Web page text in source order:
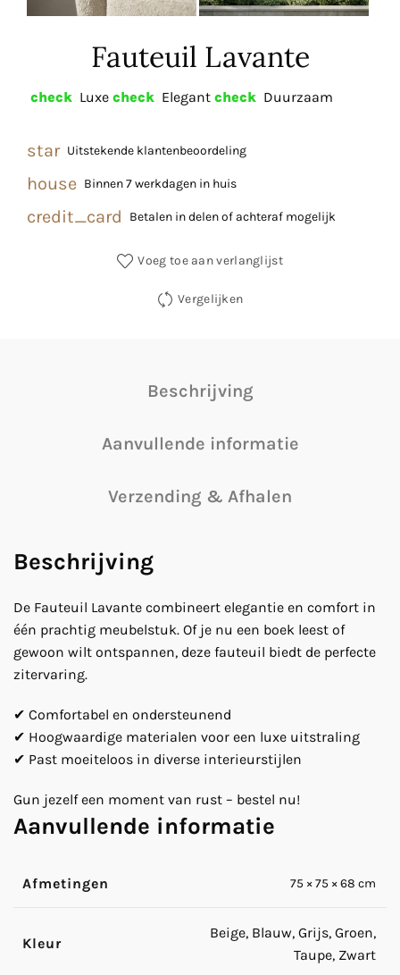
Fauteuil Lavante
check Luxe check Elegant check Duurzaam
star Uitstekende klantenbeoordeling
house Binnen 7 werkdagen in huis
credit_card Betalen in delen of achteraf mogelijk
Voeg toe aan verlanglijst
Vergelijken
Beschrijving
Aanvullende informatie
Verzending & Afhalen
Beschrijving
De Fauteuil Lavante combineert elegantie en comfort in
één prachtig meubelstuk. Of je nu een boek leest of
gewoon wilt ontspannen, deze fauteuil biedt de perfecte
zitervaring.
✔ Comfortabel en ondersteunend
✔ Hoogwaardige materialen voor een luxe uitstraling
✔ Past moeiteloos in diverse interieurstijlen
Gun jezelf een moment van rust – bestel nu!
Aanvullende informatie
Afmetingen 75 × 75 × 68 cm
Kleur
Beige, Blauw, Grijs, Groen,
Taupe, Zwart